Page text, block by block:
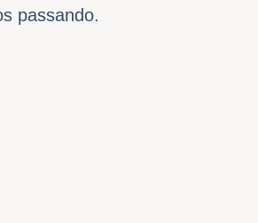
passando.